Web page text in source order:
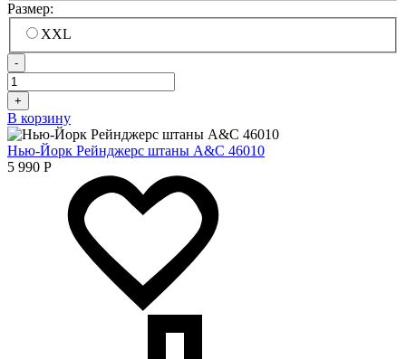
Размер:
XXL
-
+
В корзину
Нью-Йорк Рейнджерс штаны A&C 46010
5 990 Р